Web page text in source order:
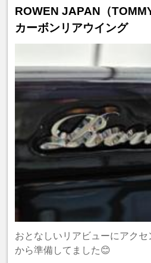
ROWEN JAPAN（
カーボンリアウイング
おとなしいリアビューにアク
から準備してました😊